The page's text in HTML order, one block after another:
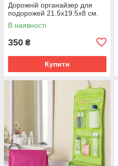
Дорожній органайзер для
подорожей 21.5х19.5х8 см.
В наявності
350 ₴
Купити